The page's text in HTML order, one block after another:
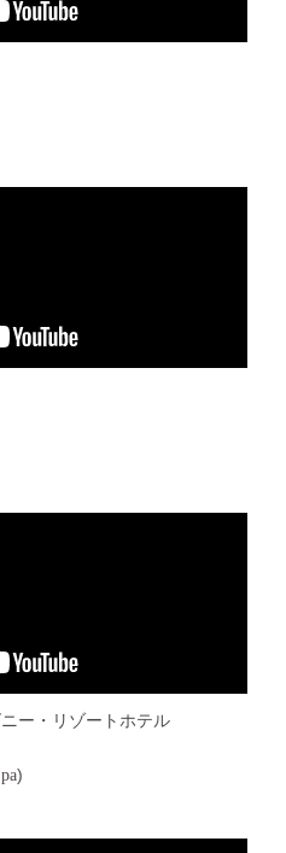
ー・リゾートホテル
)